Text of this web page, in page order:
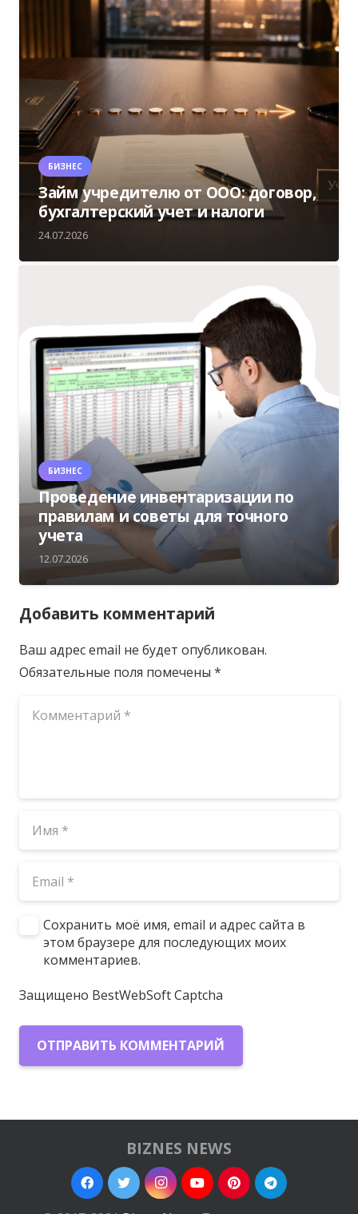
БИЗНЕС
Займ учредителю от ООО: договор,
бухгалтерский учет и налоги
24.07.2026
БИЗНЕС
Проведение инвентаризации по
правилам и советы для точного
учета
12.07.2026
Добавить комментарий
Ваш адрес email не будет опубликован.
Обязательные поля помечены *
Сохранить моё имя, email и адрес сайта в
этом браузере для последующих моих
комментариев.
Защищено BestWebSoft Captcha
ОТПРАВИТЬ КОММЕНТАРИЙ
BIZNES NEWS